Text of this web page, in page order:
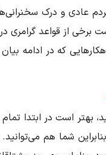
عادی و درک
از قواعد گرامری
که در ادامه
است در ابتدا
شما هم می‌توانید.